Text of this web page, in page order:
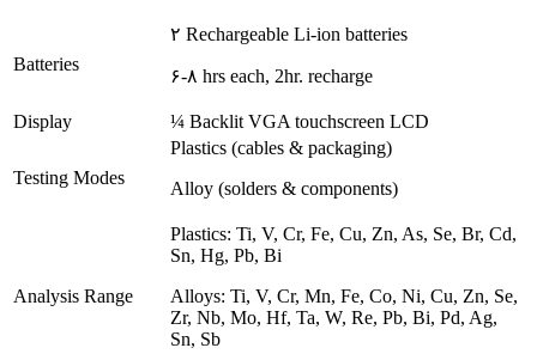
Batteries
۲ Rechargeable Li-ion batteries
۶-۸ hrs each, 2hr. recharge
Display ¼ Backlit VGA touchscreen LCD
Testing Modes
Plastics (cables & packaging)
Alloy (solders & components)
Analysis Range
Plastics: Ti, V, Cr, Fe, Cu, Zn, As, Se, Br, Cd,
Sn, Hg, Pb, Bi
Alloys: Ti, V, Cr, Mn, Fe, Co, Ni, Cu, Zn, Se,
Zr, Nb, Mo, Hf, Ta, W, Re, Pb, Bi, Pd, Ag,
Sn, Sb